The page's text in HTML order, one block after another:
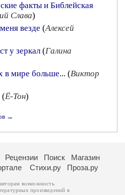
факты и Библейская
Слава)
везде (Алексей
у зеркал (Галина
мире больше... (Виктор
(Ё-Тон)
→
Рецензии Поиск
Магазин
Стихи.ру Проза.ру
возможность
произведений в